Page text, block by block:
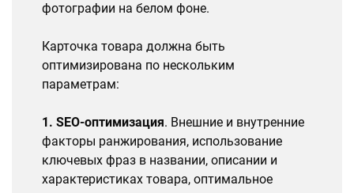
фотографии на белом фоне.
Карточка товара должна быть
оптимизирована по нескольким
параметрам:
1. SEO-оптимизация. Внешние и внутренние
факторы ранжирования, использование
ключевых фраз в названии, описании и
характеристиках товара, оптимальное